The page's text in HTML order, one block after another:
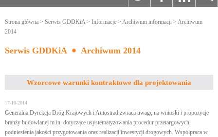
Strona główna > Serwis GDDKiA> Informacje > Archiwum informacji > Archiwum
2014
Serwis GDDKiA Archiwum 2014
Wzorcowe warunki kontraktowe dla projektowania
17-10-2014
Generalna Dyrekcja Dróg Krajowych i Autostrad zwraca uwagę na wnioski i propozycje
branży budowlanej m.in. dotyczące usystematyzowania procedur przetargowych,
podniesienia jakości przygotowania oraz realizacji inwestycji drogowych. Współpraca w